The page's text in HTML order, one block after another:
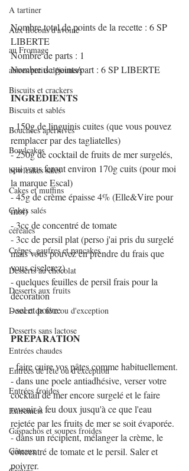
A tartiner
Aux flocons d'avoine
au Fromage
autres petits déjeuners
Biscuits et crackers
Biscuits et sablés
Bouchées apéritives
Bowlcakes
bowlcakes salés
Cakes et muffins
Cakes salés
céréales
Crêpes, gaufres et pancakes
Desserts au chocolat
Desserts aux fruits
Dessert de fête ou d'exception
Desserts sans lactose
Entrées chaudes
Entrées de fête ou d'exception
Entrées froides
Entremets
Gaspachos et soupes froides
Gâteaux
Nombre total de points de la recette : 6 SP
LIBERTE
Nombre de parts : 1
Nombre de points/part : 6 SP LIBERTE
INGREDIENTS
- 150g de linguinis cuites (que vous pouvez
remplacer par des tagliatelles)
- 250g de cocktail de fruits de mer surgelés,
qui vous feront environ 170g cuits (pour moi
la marque Escal)
- 45g de crème épaisse 4% (Elle&Vire pour
moi)
- 3cc de concentré de tomate
- 3cc de persil plat (perso j'ai pris du surgelé
mais vous pouvez en prendre du frais que
vous ciselerez)
- quelques feuilles de persil frais pour la
décoration
- sel et poivre
PREPARATION
- faire cuire vos pâtes comme habituellement.
- dans une poele antiadhésive, verser votre
cocktail de mer encore surgelé et le faire
revenir à feu doux jusqu'à ce que l'eau
rejetée par les fruits de mer se soit évaporée.
- dans un récipient, mélanger la crème, le
concentré de tomate et le persil. Saler et
poivrer.